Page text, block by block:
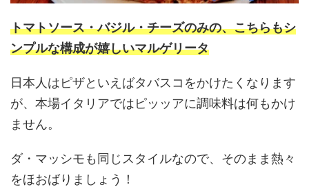
トマトソース・バジル・チーズのみの、こちらもシ
ンプルな構成が嬉しいマルゲリータ
日本人はピザといえばタバスコをかけたくなります
が、本場イタリアではピッッアに調味料は何もかけ
ません。
ダ・マッシモも同じスタイルなので、そのまま熱々
をほおばりましょう！